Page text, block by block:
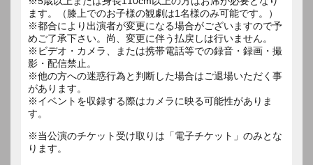
ます。（膝上でのお子様の観劇は1名様のみ可能です。）
※都合により出演者が変更になる場合がございますので予
めご了承下さい。尚、変更に伴う払戻しは行いません。
※ビデオ・カメラ、または携帯電話等での録音・録画・撮
影・配信禁止。
※他の方への迷惑行為と判断した場合はご退場いただく事
があります。
※イベントを収録する際はカメラに映る可能性がありま
す。
※当公演のチケット受け取りは「電子チケット」のみとな
ります。